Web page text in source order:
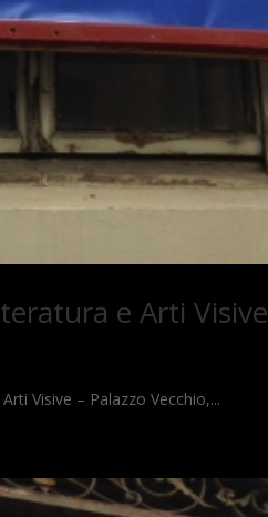
e Arti Visive
Visive – Palazzo Vecchio,...